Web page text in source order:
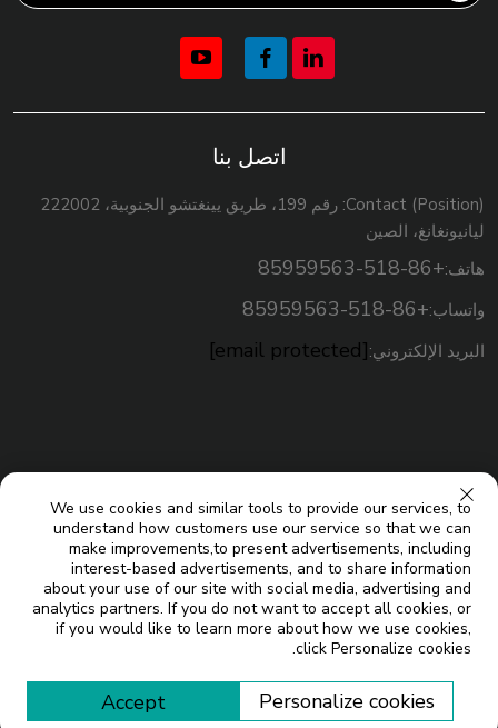
اتصل بنا
Contact (Position): رقم 199، طريق يينغتشو الجنوبية، 222002
ليانيونغانغ، الصين
هاتف:+86-518-85959563
واتساب:+86-518-85959563
البريد الإلكتروني:[email protected]
حقوق النسخ © شركة جيانغسو ميكو للطاقة الشمسية المحدودة. جميع
الحقوق محفوظة |
We use cookies and similar tools to provide our services, to
understand how customers use our service so that we can
make improvements,to present advertisements, including
interest-based advertisements, and to share information
about your use of our site with social media, advertising and
analytics partners. If you do not want to accept all cookies, or
if you would like to learn more about how we use cookies,
click Personalize cookies.
Personalize cookies
Accept